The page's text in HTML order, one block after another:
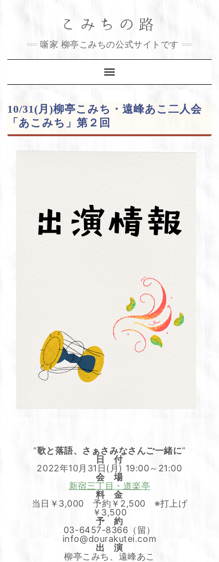
こみちの路
噺家 柳亭こみちの公式サイトです
Toggle
Navigation
10/31(月)柳亭こみち・遠峰あこ二人会
「あこみち」第２回
“歌と落語、さぁさみなさんご一緒に“
日 付
2022年10月31日(月) 19:00～21:00
会 場
新宿三丁目・道楽亭
料 金
当日￥3,000 予約￥2,500 ※打上げ
￥3,500
予 約
03-6457-8366（留）
info@dourakutei.com
出 演
柳亭こみち、遠峰あこ